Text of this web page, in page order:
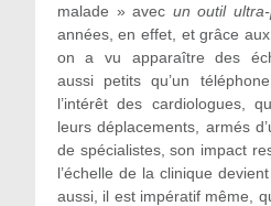
malade » avec un outil
années, en effet, et grâce
on a vu apparaître des
aussi petits qu’un
l’intérêt des cardiologues,
leurs déplacements, armés
de spécialistes, son impact
l’échelle de la clinique
aussi, il est impératif même,